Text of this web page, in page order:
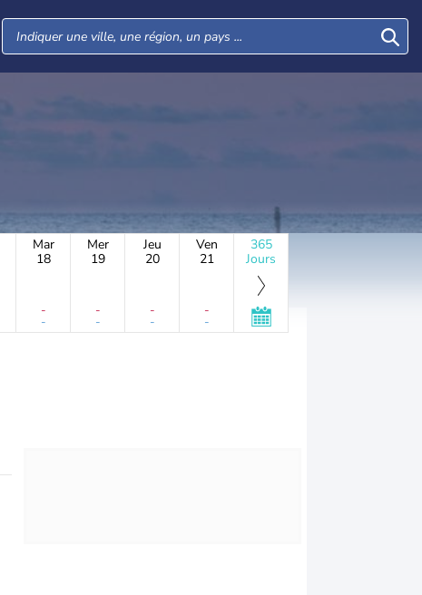
Mar
18
-
-
Mer
19
-
-
Jeu
20
-
-
Ven
21
-
-
365
Jours